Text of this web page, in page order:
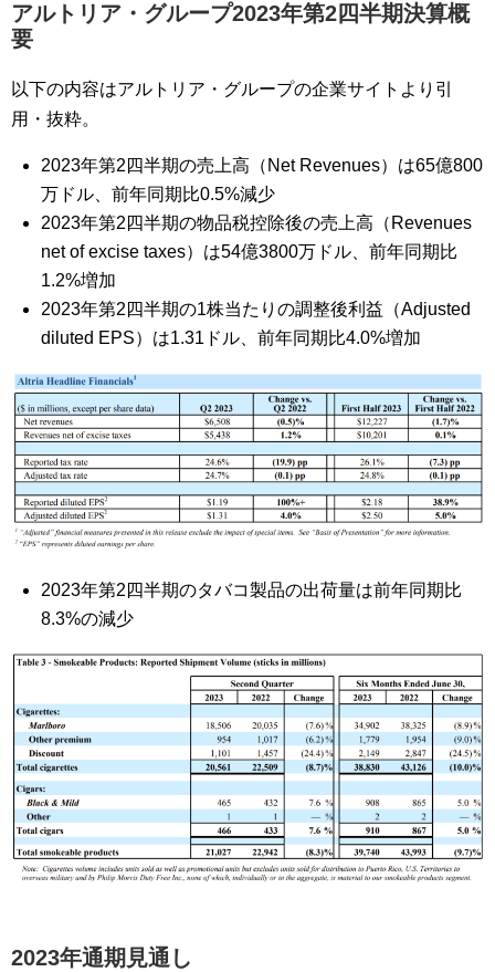
アルトリア・グループ2023年第2四半期決算概
要
以下の内容はアルトリア・グループの企業サイトより引
用・抜粋。
2023年第2四半期の売上高（Net Revenues）は65億800
万ドル、前年同期比0.5%減少
2023年第2四半期の物品税控除後の売上高（Revenues
net of excise taxes）は54億3800万ドル、前年同期比
1.2%増加
2023年第2四半期の1株当たりの調整後利益（Adjusted
diluted EPS）は1.31ドル、前年同期比4.0%増加
2023年第2四半期のタバコ製品の出荷量は前年同期比
8.3%の減少
2023年通期見通し